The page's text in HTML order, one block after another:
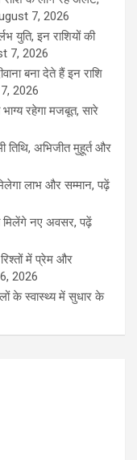
7, 2026
युति, इन राशियों की
7, 2026
बना देते हैं इन राशि
2026
रहेगा मजबूत, सारे
तिथि, अभिजीत मुहूर्त और
लाभ और सम्मान, पढ़ें
मिलेंगे नए अवसर, पढ़ें
में प्रेम और
2026
के स्वास्थ्य में सुधार के